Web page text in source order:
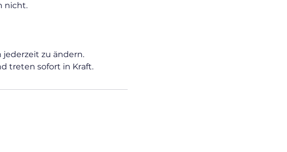
nicht.
zu ändern.
treten sofort in Kraft.